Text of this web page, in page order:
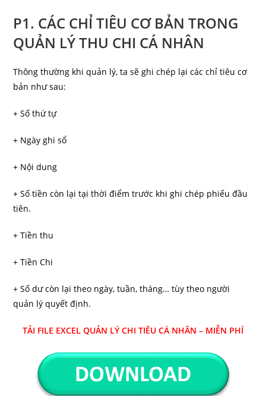
P1. CÁC CHỈ TIÊU CƠ BẢN TRONG
QUẢN LÝ THU CHI CÁ NHÂN
Thông thường khi quản lý, ta sẽ ghi chép lại các chỉ tiêu cơ
bản như sau:
+ Số thứ tự
+ Ngày ghi sổ
+ Nội dung
+ Số tiền còn lại tại thời điểm trước khi ghi chép phiếu đầu
tiên.
+ Tiền thu
+ Tiền Chi
+ Số dư còn lại theo ngày, tuần, tháng… tùy theo người
quản lý quyết định.
TẢI FILE EXCEL QUẢN LÝ CHI TIÊU CÁ NHÂN – MIỄN PHÍ